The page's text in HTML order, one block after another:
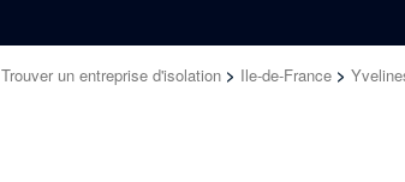
Trouver un entreprise d'isolation > Ile-de-France >